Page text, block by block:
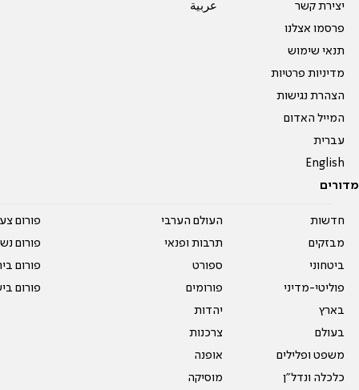
יצירת קשר
פרסמו אצלנו
תנאי שימוש
מדיניות פרטיות
הצהרת נגישות
המייל האדום
עברית
English
عربية
מדורים
חדשות
מבזקים
ביטחוני
פוליטי-מדיני
בארץ
בעולם
משפט ופלילים
כלכלה ונדל"ן
העולם הערבי
תרבות ופנאי
ספורט
פורומים
יהדות
צרכנות
אופנה
מוסיקה
פורום
פורום
פורום
פורום